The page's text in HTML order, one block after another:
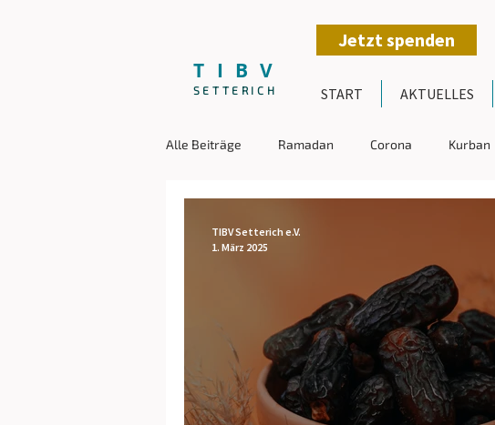
Jetzt spenden
T I B V
SETTERICH START AKTUELLES
Alle Beiträge Ramadan Corona Kurban
TIBV Setterich e.V.
1. März 2025